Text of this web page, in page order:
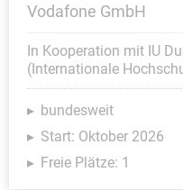
Vodafone GmbH
In Kooperation mit IU
(Internationale
bundesweit
Start: Oktober 2026
Freie Plätze: 1